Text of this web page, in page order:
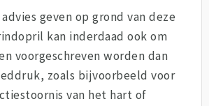
geven op grond van deze
kan inderdaad ook om
voorgeschreven worden dan
zoals bijvoorbeeld voor
van het hart of